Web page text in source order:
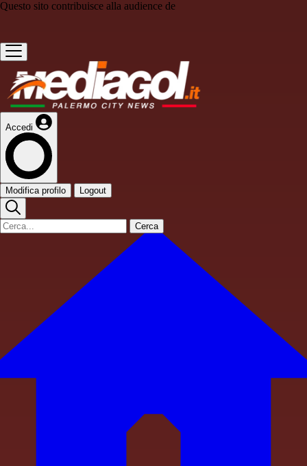
Questo sito contribuisce alla audience de
Accedi
Modifica profilo Logout
Cerca